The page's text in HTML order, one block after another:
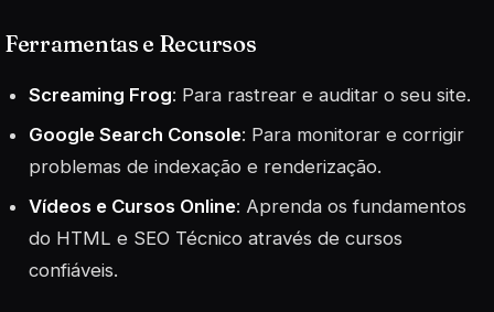
Ferramentas e Recursos
Screaming Frog: Para rastrear e auditar o seu site.
Google Search Console: Para monitorar e corrigir
problemas de indexação e renderização.
Vídeos e Cursos Online: Aprenda os fundamentos
do HTML e SEO Técnico através de cursos
confiáveis.